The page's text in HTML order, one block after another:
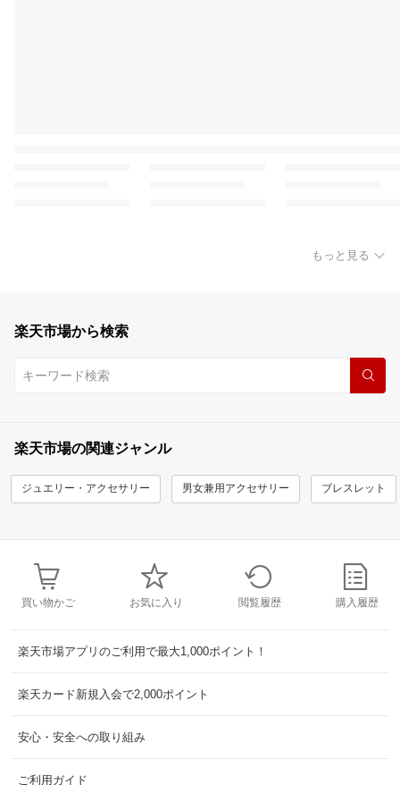
もっと見る
楽天市場から検索
楽天市場の関連ジャンル
ジュエリー・アクセサリー 男女兼用アクセサリー ブレスレット
買い物かご お気に入り 閲覧履歴 購入履歴
楽天市場アプリのご利用で最大1,000ポイント！
楽天カード新規入会で2,000ポイント
安心・安全への取り組み
ご利用ガイド